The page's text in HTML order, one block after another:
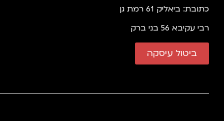
כתובת: ביאליק 61 רמת גן
רבי עקיבא 56 בני ברק
ביטול עיסקה